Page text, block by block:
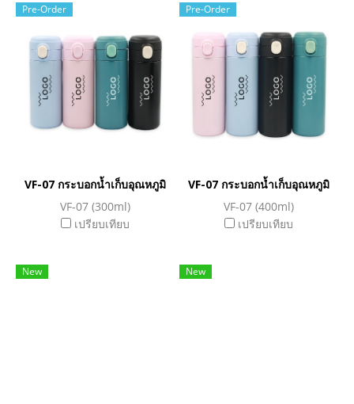
Pre-Order
VF-07 กระบอกน้ำเก็บอุณหภูมิ
VF-07 (300ml)
เปรียบเทียบ
Pre-Order
VF-07 กระบอกน้ำเก็บอุณหภูมิ
VF-07 (400ml)
เปรียบเทียบ
New New